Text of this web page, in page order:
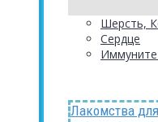
Шерсть,
Сердце
Лакомства